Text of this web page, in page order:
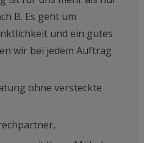
B. Es geht um
und ein gutes
wir bei jedem Auftrag
ohne versteckte